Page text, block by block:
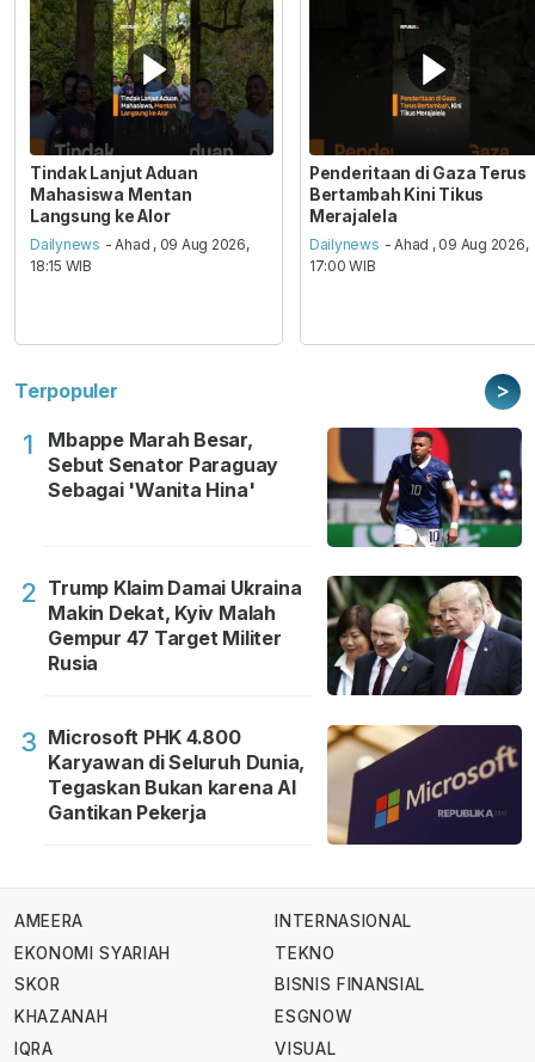
Tindak Lanjut Aduan
Mahasiswa Mentan
Langsung ke Alor
Dailynews - Ahad , 09 Aug 2026,
18:15 WIB
Penderitaan di Gaza Terus
Bertambah Kini Tikus
Merajalela
Dailynews - Ahad , 09 Aug 2026,
17:00 WIB
Terpopuler >
1
Mbappe Marah Besar,
Sebut Senator Paraguay
Sebagai 'Wanita Hina'
2 Trump Klaim Damai Ukraina
Makin Dekat, Kyiv Malah
Gempur 47 Target Militer
Rusia
3 Microsoft PHK 4.800
Karyawan di Seluruh Dunia,
Tegaskan Bukan karena AI
Gantikan Pekerja
AMEERA
EKONOMI SYARIAH
SKOR
KHAZANAH
IQRA
INTERNASIONAL
TEKNO
BISNIS FINANSIAL
ESGNOW
VISUAL